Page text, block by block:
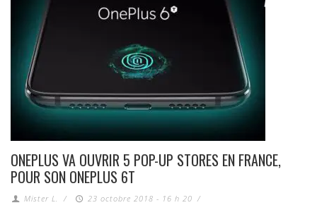
ONEPLUS VA OUVRIR 5 POP-UP STORES EN FRANCE,
POUR SON ONEPLUS 6T
Mister L. / 23 octobre 2018 - 16 h 20 /